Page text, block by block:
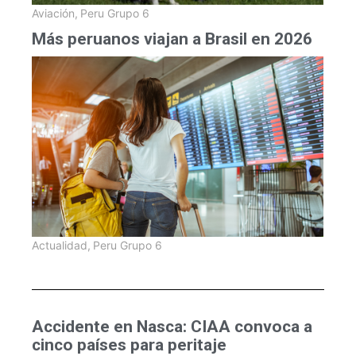
Aviación, Peru Grupo 6
Más peruanos viajan a Brasil en 2026
Actualidad, Peru Grupo 6
Accidente en Nasca: CIAA convoca a
cinco países para peritaje